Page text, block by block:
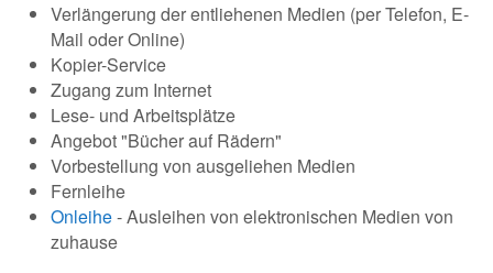
Verlängerung der entliehenen Medien (per Telefon, E-
Mail oder Online)
Kopier-Service
Zugang zum Internet
Lese- und Arbeitsplätze
Angebot "Bücher auf Rädern"
Vorbestellung von ausgeliehen Medien
Fernleihe
Onleihe- Ausleihen von elektronischen Medien von
zuhause